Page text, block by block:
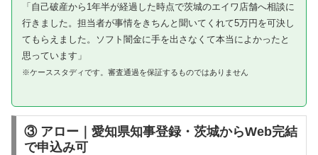
「自己破産から1年半が経過した時点で茨城のエイワ店舗へ相談に
行きました。担当者が事情をきちんと聞いてくれて5万円を可決し
てもらえました。ソフト闇金に手を出さなくて本当によかったと
思っています」
※ケーススタディです。審査通過を保証するものではありません
③ アロー｜愛知県知事登録・茨城からWeb完結
で申込み可